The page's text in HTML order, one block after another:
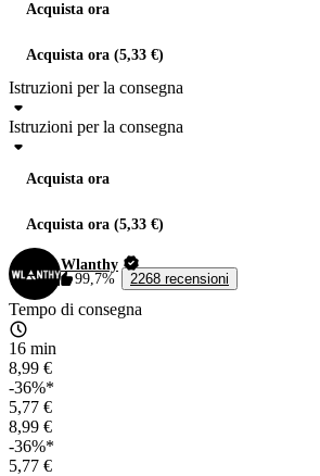
Acquista ora
Acquista ora (5,33 €)
Istruzioni per la consegna
Istruzioni per la consegna
Acquista ora
Acquista ora (5,33 €)
Wlanthy
99,7%
2268 recensioni
Tempo di consegna
16 min
8,99 €
-36%*
5,77 €
8,99 €
-36%*
5,77 €